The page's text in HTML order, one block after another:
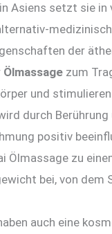
Asiens setzt sie in
der
Ölmassage zum
und
durch Berührung
positiv
Ölmassage zu
bei, von dem
auch eine